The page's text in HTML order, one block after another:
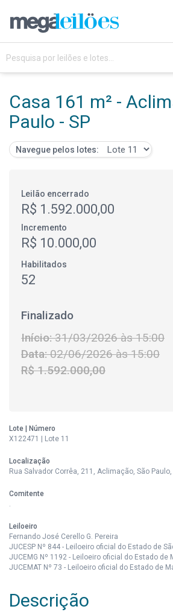
Casa 161 m² -
Paulo - SP
Navegue pelos lotes:
Leilão encerrado
R$ 1.592.000,00
Incremento
R$ 10.000,00
Habilitados
52
Finalizado
Início:31/03/2026 às 15:00
Data:02/06/2026 às 15:00
R$ 1.592.000,00
Lote | Número
X122471 | Lote 11
Localização
Rua Salvador Corrêa, 211, Aclimação, São Paulo,
Comitente
.
Leiloeiro
Fernando José Cerello G. Pereira
JUCESP Nº 844 - Leiloeiro oficial do Estado de
JUCEMG Nº 1192 - Leiloeiro oficial do Estado de
JUCEMAT Nº 73 - Leiloeiro oficial do Estado de
Descrição